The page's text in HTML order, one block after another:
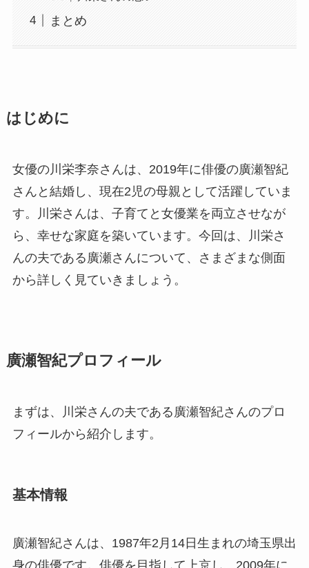
まとめ
はじめに
女優の川栄李奈さんは、2019年に俳優の廣瀬智紀
さんと結婚し、現在2児の母親として活躍していま
す。川栄さんは、子育てと女優業を両立させなが
ら、幸せな家庭を築いています。今回は、川栄さ
んの夫である廣瀬さんについて、さまざまな側面
から詳しく見ていきましょう。
廣瀬智紀プロフィール
まずは、川栄さんの夫である廣瀬智紀さんのプロ
フィールから紹介します。
基本情報
廣瀬智紀さんは、1987年2月14日生まれの埼玉県出
身の俳優です。俳優を目指して上京し、2009年に